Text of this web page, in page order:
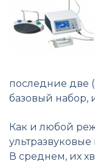
последние две
базовый набор,
Как и любой
В среднем, их